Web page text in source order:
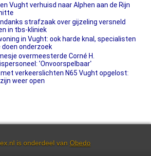
Vught verhuisd naar Alphen aan de Rijn
strafzaak over gijzeling versneld
in tbs-kliniek
in Vught: ook harde knal, specialisten
doen onderzoek
overmeesterde Corné H.
'Onvoorspelbaar'
verkeerslichten N65 Vught opgelost:
weer open
is onderdeel van Obedo